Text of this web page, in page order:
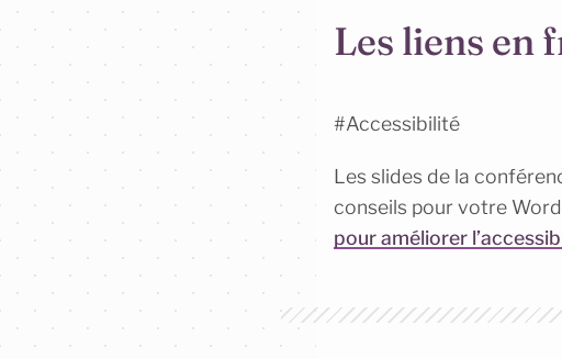
Les liens en
#Accessibilité
Les slides de la
conseils pour votre
pour améliorer